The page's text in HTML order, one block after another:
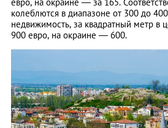
колеблются в диапазоне от 300 до
недвижимость, за квадратный метр в
900 евро, на окраине — 600.